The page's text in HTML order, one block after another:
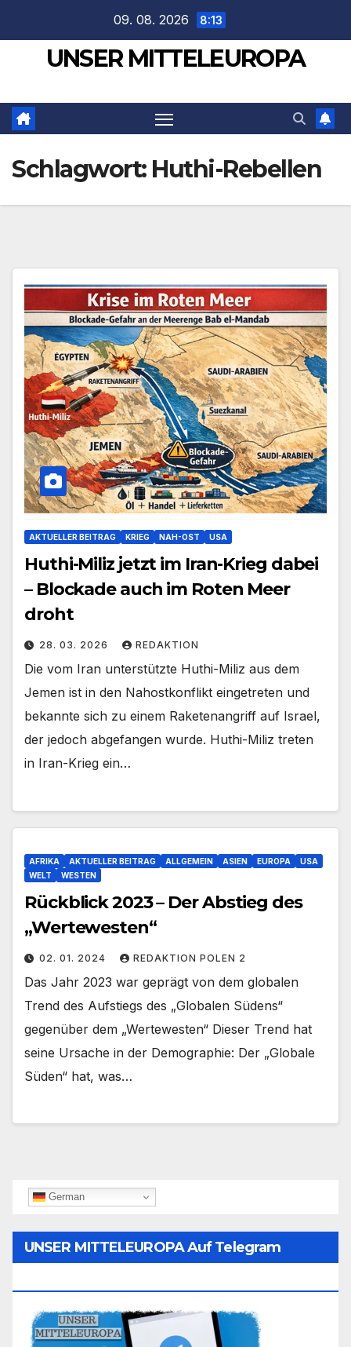
springen
09. 08. 2026 8:13
UNSER MITTELEUROPA
Schlagwort: Huthi-Rebellen
AKTUELLER BEITRAG KRIEG NAH-OST USA
Huthi-Miliz jetzt im Iran-Krieg dabei
– Blockade auch im Roten Meer
droht
28. 03. 2026 REDAKTION
Die vom Iran unterstützte Huthi-Miliz aus dem
Jemen ist in den Nahostkonflikt eingetreten und
bekannte sich zu einem Raketenangriff auf Israel,
der jedoch abgefangen wurde. Huthi-Miliz treten
in Iran-Krieg ein…
AFRIKA AKTUELLER BEITRAG ALLGEMEIN ASIEN EUROPA
USA
WELT
WESTEN
Rückblick 2023 – Der Abstieg des
„Wertewesten“
02. 01. 2024 REDAKTION POLEN 2
Das Jahr 2023 war geprägt von dem globalen
Trend des Aufstiegs des „Globalen Südens“
gegenüber dem „Wertewesten“ Dieser Trend hat
seine Ursache in der Demographie: Der „Globale
Süden“ hat, was…
German
UNSER MITTELEUROPA Auf Telegram